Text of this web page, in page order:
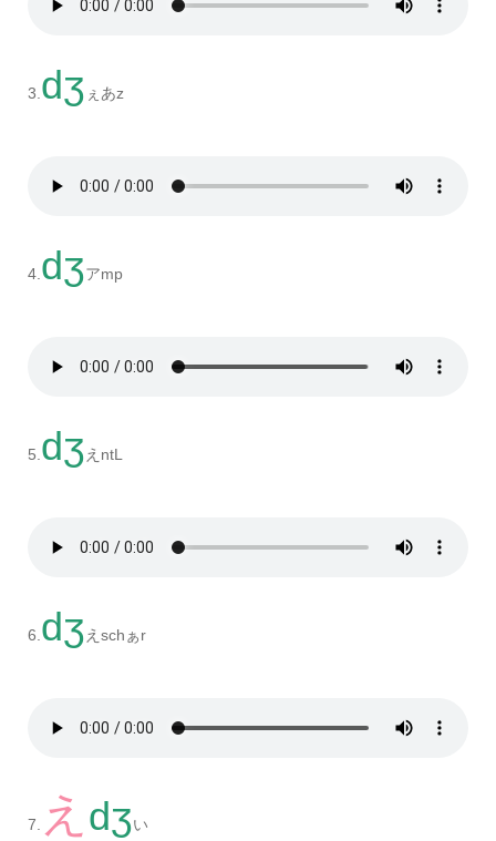
3. dʒ ぇあz
4. dʒアmp
5. dʒえntL
6. dʒえschぁr
7. え dʒい